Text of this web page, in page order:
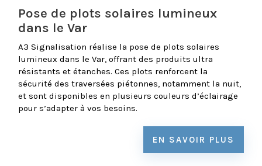
Pose de plots solaires lumineux
dans le Var
A3 Signalisation réalise la pose de plots solaires
lumineux dans le Var, offrant des produits ultra
résistants et étanches. Ces plots renforcent la
sécurité des traversées piétonnes, notamment la nuit,
et sont disponibles en plusieurs couleurs d’éclairage
pour s’adapter à vos besoins.
EN SAVOIR PLUS